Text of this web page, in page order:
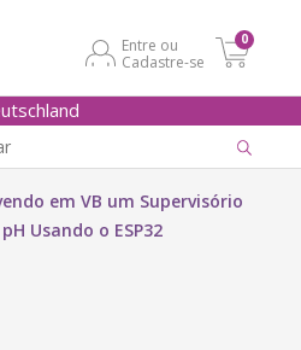
Entre ou
Cadastre-se
0
em VB um Supervisório
Usando o ESP32